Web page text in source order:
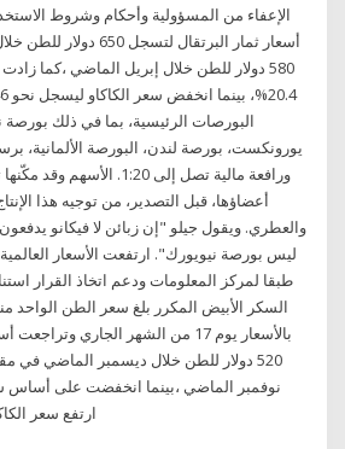
أسعار ثمار البرتقال
580 دولار للطن خلال إبريل الماضي ،كما
البورصات الرئيسية، بما في ذلك
يورونكست، بورصة لندن، البورصة الألمانية،
ورافعة مالية تصل إلى 1:20.
أعضاؤها، قبل التصدير، من توجيه هذا
والعطري. ويقول جيلو "إن زبائن لا فيكانو
ليس بورصة نيويورك". ارتفعت الأسعار
طبقا لمركز المعلومات ودعم اتخاذ القرار
بالأسعار يوم 17 من الشهر الجاري
ارتفع سعر الكاكاو